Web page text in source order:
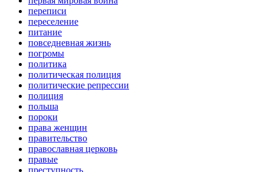
переписи
переселение
питание
повседневная жизнь
погромы
политика
политическая полиция
политические репрессии
полиция
польша
пороки
права женщин
правительство
православная церковь
правые